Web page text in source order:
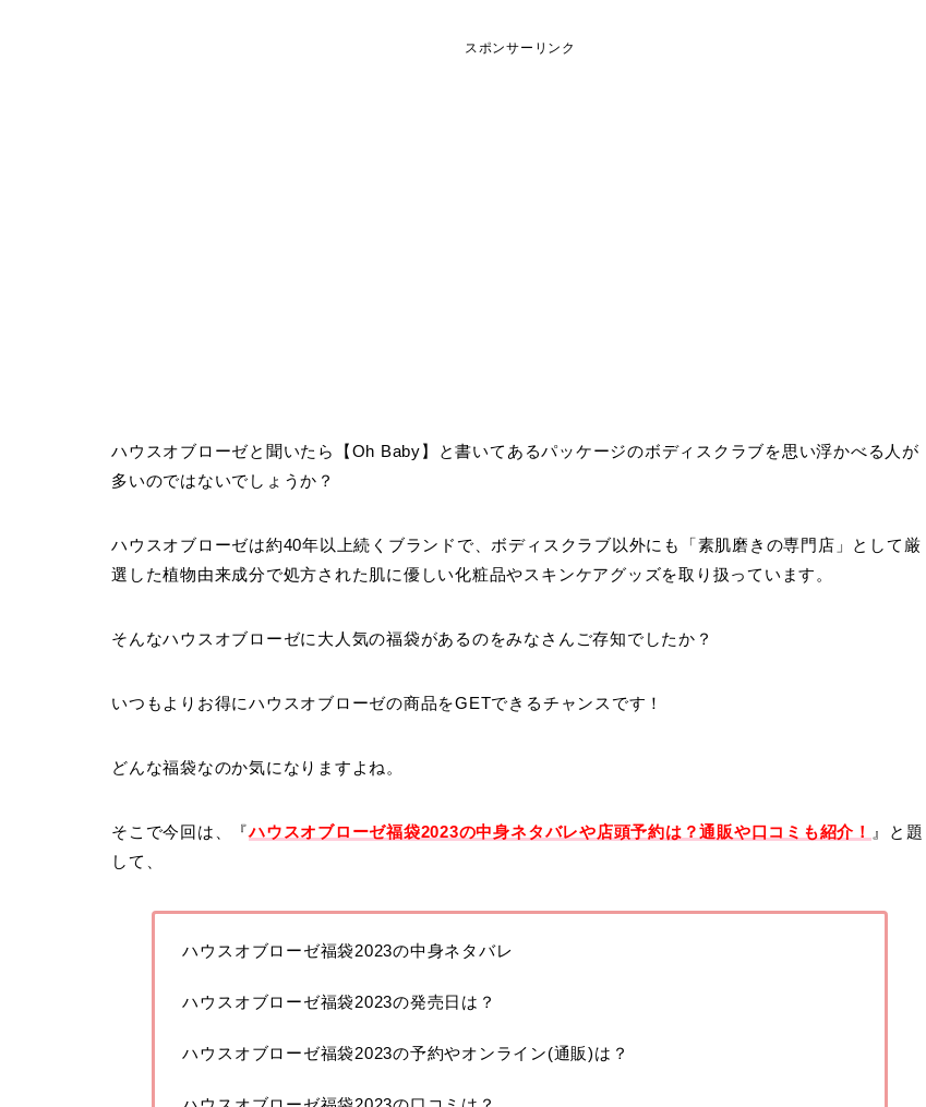
スポンサーリンク
ハウスオブローゼと聞いたら【Oh Baby】と書いてあるパッケージのボディスクラブを思い浮かべる人が
多いのではないでしょうか？
ハウスオブローゼは約40年以上続くブランドで、ボディスクラブ以外にも「素肌磨きの専門店」として厳
選した植物由来成分で処方された肌に優しい化粧品やスキンケアグッズを取り扱っています。
そんなハウスオブローゼに大人気の福袋があるのをみなさんご存知でしたか？
いつもよりお得にハウスオブローゼの商品をGETできるチャンスです！
どんな福袋なのか気になりますよね。
そこで今回は、『ハウスオブローゼ福袋2023の中身ネタバレや店頭予約は？通販や口コミも紹介！
』と題
して、
ハウスオブローゼ福袋2023の中身ネタバレ
ハウスオブローゼ福袋2023の発売日は？
ハウスオブローゼ福袋2023の予約やオンライン(通販)は？